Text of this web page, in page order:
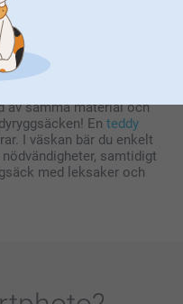
en teddy väska!
med sin egna
av samma material och
En teddy
I väskan bär du enkelt
samtidigt
med leksaker och